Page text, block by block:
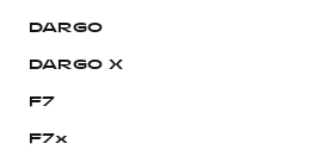
DARGO
DARGO Х
F7
F7x